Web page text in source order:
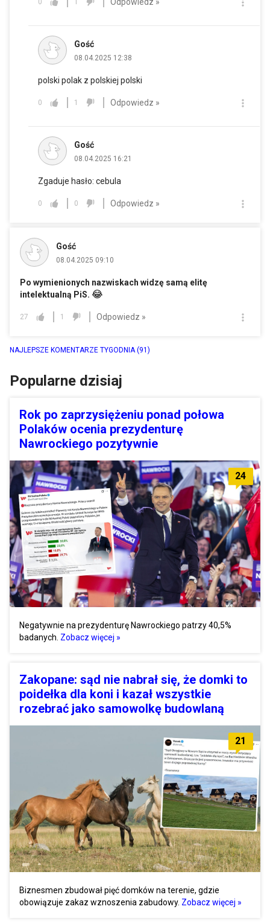
0
Gość
08.04.2025 12:38
polski polak z polskiej polski
0 1 Odpowiedz »
Gość
08.04.2025 16:21
Zgaduje hasło: cebula
0 0 Odpowiedz »
Gość
08.04.2025 09:10
Po wymienionych nazwiskach widzę samą elitę
intelektualną PiS. 😂
27 1 Odpowiedz »
NAJLEPSZE KOMENTARZE TYGODNIA(91)
Popularne dzisiaj
Rok po zaprzysiężeniu ponad połowa
Polaków ocenia prezydenturę
Nawrockiego pozytywnie
24
Negatywnie na prezydenturę Nawrockiego patrzy 40,5%
badanych. Zobacz więcej »
Zakopane: sąd nie nabrał się, że domki to
poidełka dla koni i kazał wszystkie
rozebrać jako samowolkę budowlaną
21
Biznesmen zbudował pięć domków na terenie, gdzie
obowiązuje zakaz wznoszenia zabudowy. Zobacz więcej »